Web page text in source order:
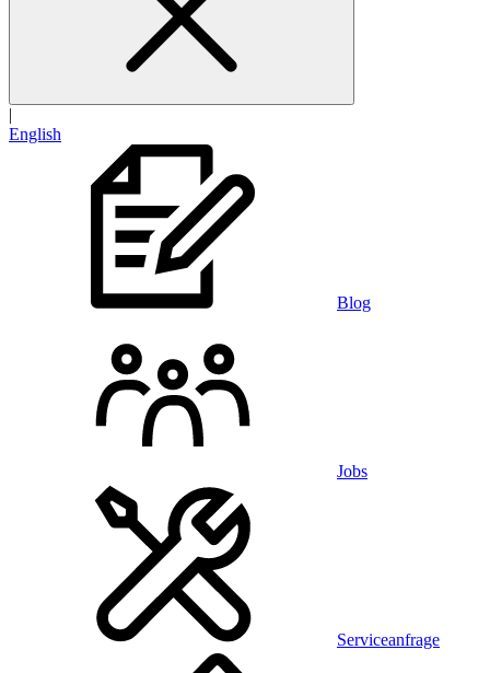
|
English
Blog
Jobs
Serviceanfrage